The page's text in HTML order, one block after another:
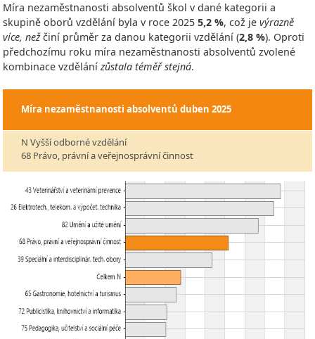
Míra nezaměstnanosti absolventů škol v dané kategorii a
skupině oborů vzdělání byla v roce 2025 5,2 %, což je výrazně
více, nežčiní průměr za danou kategorii vzdělání (2,8 %). Oproti
předchozímu roku míra nezaměstnanosti absolventů zvolené
kombinace vzdělánízůstala téměř stejná.
Míra nezaměstnanosti absolventů duben 2025
N Vyšší odborné vzdělání
68 Právo, právní a veřejnosprávní činnost